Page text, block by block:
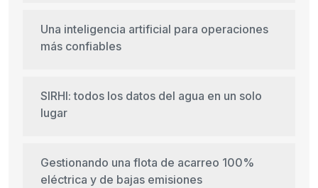
Una inteligencia artificial para operaciones
más confiables
SIRHI: todos los datos del agua en un solo
lugar
Gestionando una flota de acarreo 100%
eléctrica y de bajas emisiones